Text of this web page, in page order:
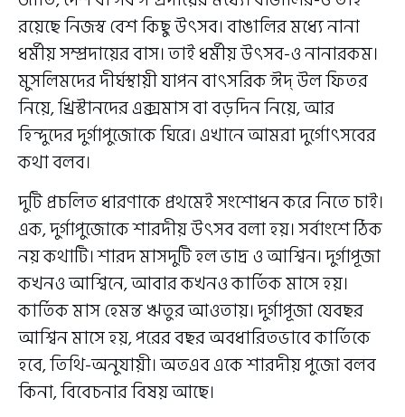
রয়েছে নিজস্ব বেশ কিছু উৎসব। বাঙালির মধ্যে নানা
ধর্মীয় সম্প্রদায়ের বাস। তাই ধর্মীয় উৎসব-ও নানারকম।
মুসলিমদের দীর্ঘস্থায়ী যাপন বাৎসরিক ঈদ্ উল ফিতর
নিয়ে, খ্রিস্টানদের এক্সমাস বা বড়দিন নিয়ে, আর
হিন্দুদের দুর্গাপুজোকে ঘিরে। এখানে আমরা দুর্গোৎসবের
কথা বলব।
দুটি প্রচলিত ধারণাকে প্রথমেই সংশোধন করে নিতে চাই।
এক, দুর্গাপুজোকে শারদীয় উৎসব বলা হয়। সর্বাংশে ঠিক
নয় কথাটি। শারদ মাসদুটি হল ভাদ্র ও আশ্বিন। দুর্গাপূজা
কখনও আশ্বিনে, আবার কখনও কার্তিক মাসে হয়।
কার্তিক মাস হেমন্ত ঋতুর আওতায়। দুর্গাপূজা যেবছর
আশ্বিন মাসে হয়, পরের বছর অবধারিতভাবে কার্তিকে
হবে, তিথি-অনুযায়ী। অতএব একে শারদীয় পুজো বলব
কিনা, বিবেচনার বিষয় আছে।